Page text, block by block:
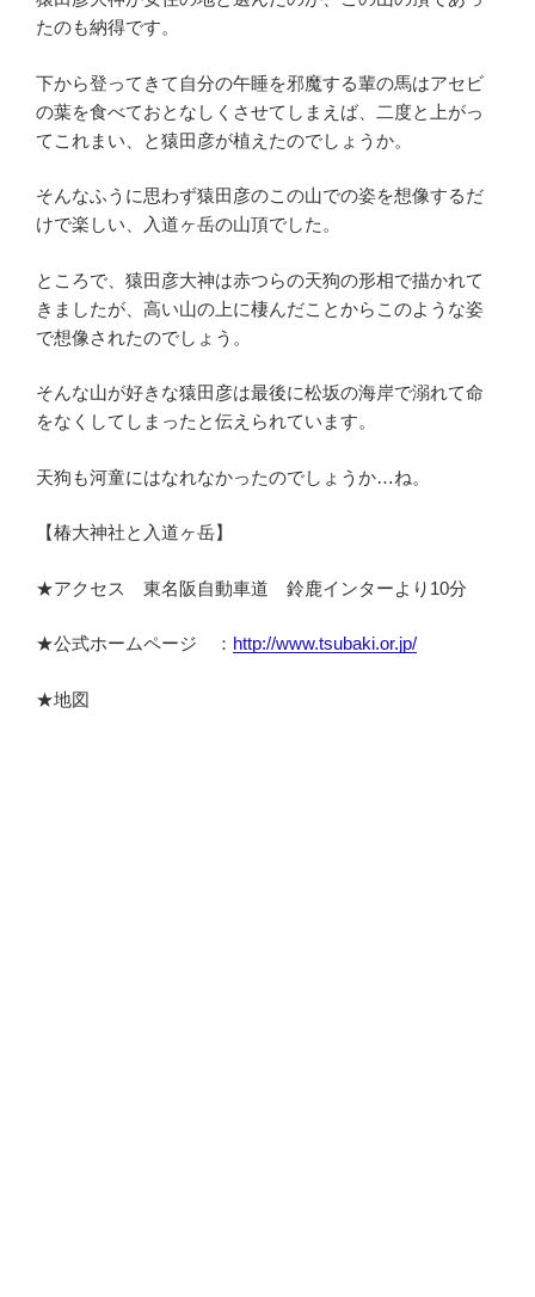
たのも納得です。
下から登ってきて自分の午睡を邪魔する輩の馬はアセビ
の葉を食べておとなしくさせてしまえば、二度と上がっ
てこれまい、と猿田彦が植えたのでしょうか。
そんなふうに思わず猿田彦のこの山での姿を想像するだ
けで楽しい、入道ヶ岳の山頂でした。
ところで、猿田彦大神は赤つらの天狗の形相で描かれて
きましたが、高い山の上に棲んだことからこのような姿
で想像されたのでしょう。
そんな山が好きな猿田彦は最後に松坂の海岸で溺れて命
をなくしてしまったと伝えられています。
天狗も河童にはなれなかったのでしょうか…ね。
【椿大神社と入道ヶ岳】
★アクセス 東名阪自動車道 鈴鹿インターより10分
★公式ホームページ ： http://www.tsubaki.or.jp/
★地図